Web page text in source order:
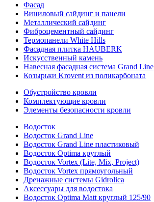
Фасад
Виниловый сайдинг и панели
Металлический сайдинг
Фиброцементный сайдинг
Термопанели White Hills
Фасадная плитка HAUBERK
Искусственный камень
Навесная фасадная система Grand Line
Козырьки Krovent из поликарбоната
Обустройство кровли
Комплектующие кровли
Элементы безопасности кровли
Водосток
Водосток Grand Line
Водосток Grand Line пластиковый
Водосток Optima круглый
Водосток Vortex (Lite, Mix, Project)
Водосток Vortex прямоугольный
Дренажные системы Gidrolica
Аксессуары для водостока
Водосток Optima Matt круглый 125/90